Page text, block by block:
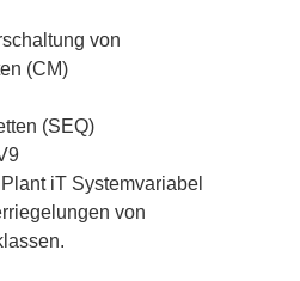
von
(CM)
(SEQ)
iT Systemvariabel
von